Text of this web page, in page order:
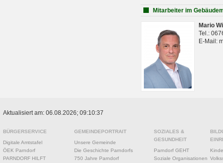
Mitarbeiter im
Mario
Tel.:
E-Mail:
Aktualisiert am: 06.08.2026; 09:10:37
BÜRGERSERVICE
Digitale Amtstafel
ÖEK Parndorf
PARNDORF HILFT
GEMEINDEPORTRAIT
Unsere Gemeinde
Die Geschichte Parndorfs
750 Jahre Parndorf
SOZIALES &
GESUNDHEIT
Parndorf GEHT
Soziale Organisationen